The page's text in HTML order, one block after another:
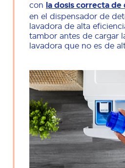
con la dosis correcta
en el dispensador de
lavadora de alta
tambor antes de cargar
lavadora que no es de